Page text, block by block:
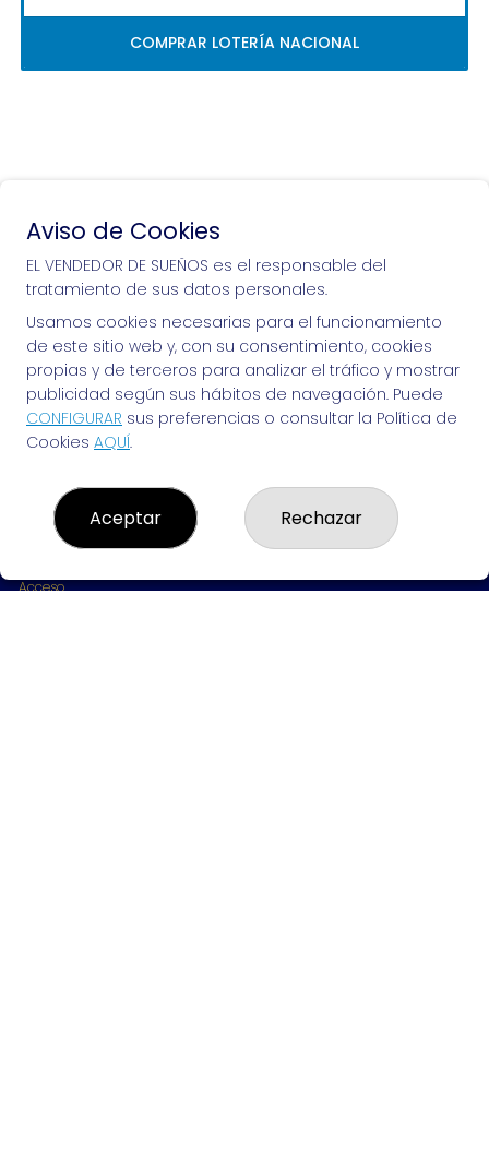
COMPRAR LOTERÍA NACIONAL
Si puedes soñarlo, puedes hacerlo, ¡mucha
suerte!
EL VENDEDOR DE SUEÑOS
¿Quiénes somos?
Resultados
Contacto
Empresas
Acceso
Aviso de Cookies
EL VENDEDOR DE SUEÑOS es el responsable del
tratamiento de sus datos personales.
Usamos cookies necesarias para el funcionamiento
de este sitio web y, con su consentimiento, cookies
propias y de terceros para analizar el tráfico y mostrar
publicidad según sus hábitos de navegación. Puede
CONFIGURAR sus preferencias o consultar la Política de
Cookies AQUÍ.
Aceptar Rechazar